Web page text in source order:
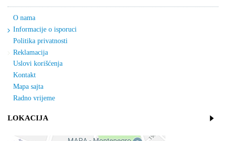
O nama
Informacije o isporuci
Politika privatnosti
Reklamacija
Uslovi korišćenja
Kontakt
Mapa sajta
Radno vrijeme
LOKACIJA